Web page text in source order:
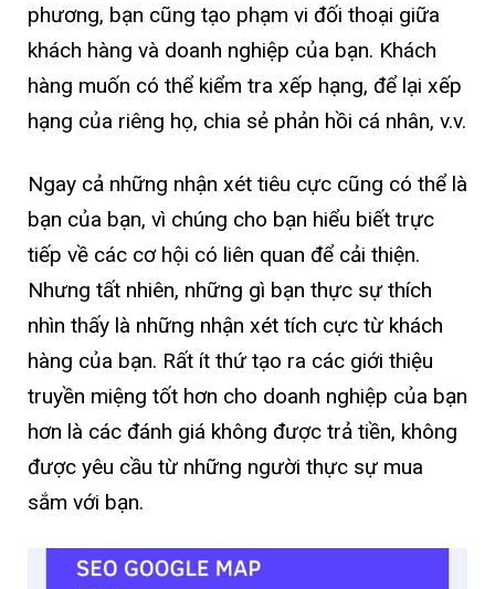
phương, bạn cũng tạo phạm vi đối thoại giữa
khách hàng và doanh nghiệp của bạn. Khách
hàng muốn có thể kiểm tra xếp hạng, để lại xếp
hạng của riêng họ, chia sẻ phản hồi cá nhân, v.v.
Ngay cả những nhận xét tiêu cực cũng có thể là
bạn của bạn, vì chúng cho bạn hiểu biết trực
tiếp về các cơ hội có liên quan để cải thiện.
Nhưng tất nhiên, những gì bạn thực sự thích
nhìn thấy là những nhận xét tích cực từ khách
hàng của bạn. Rất ít thứ tạo ra các giới thiệu
truyền miệng tốt hơn cho doanh nghiệp của bạn
hơn là các đánh giá không được trả tiền, không
được yêu cầu từ những người thực sự mua
sắm với bạn.